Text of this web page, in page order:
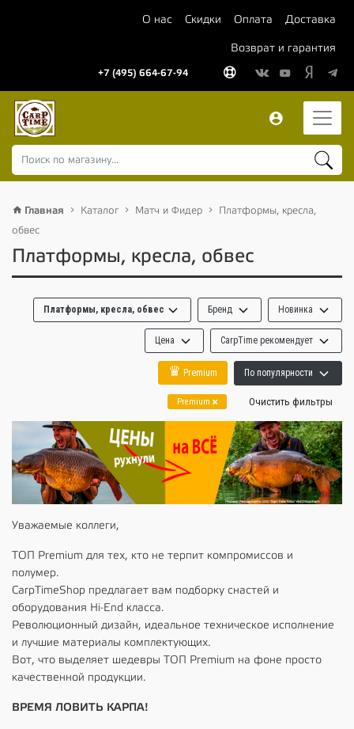
О нас Скидки Оплата Доставка
Возврат и гарантия
+7 (495) 664-67-94
Главная Каталог Матч и Фидер
Платформы, кресла,
обвес
Платформы, кресла, обвес
Платформы, кресла, обвес Бренд Новинка
Цена CarpTime рекомендует
♛ Premium По популярности
Premium Очистить фильтры
Уважаемые коллеги,
ТОП Premium для тех, кто не терпит компромиссов и
полумер.
CarpTimeShop предлагает вам подборку снастей и
оборудования Hi-End класса.
Революционный дизайн, идеальное техническое исполнение
и лучшие материалы комплектующих.
Вот, что выделяет шедевры ТОП Premium на фоне просто
качественной продукции.
ВРЕМЯ ЛОВИТЬ КАРПА!